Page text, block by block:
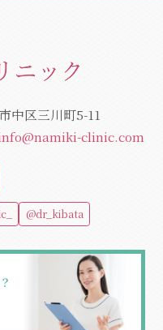
中区三川町5-11
clinic.com
@dr_kibata